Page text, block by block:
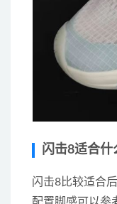
闪击8适合什
闪击8比较适合